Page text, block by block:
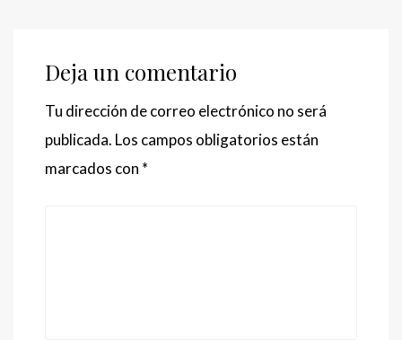
Deja un comentario
Tu dirección de correo electrónico no será
publicada. Los campos obligatorios están
marcados con *